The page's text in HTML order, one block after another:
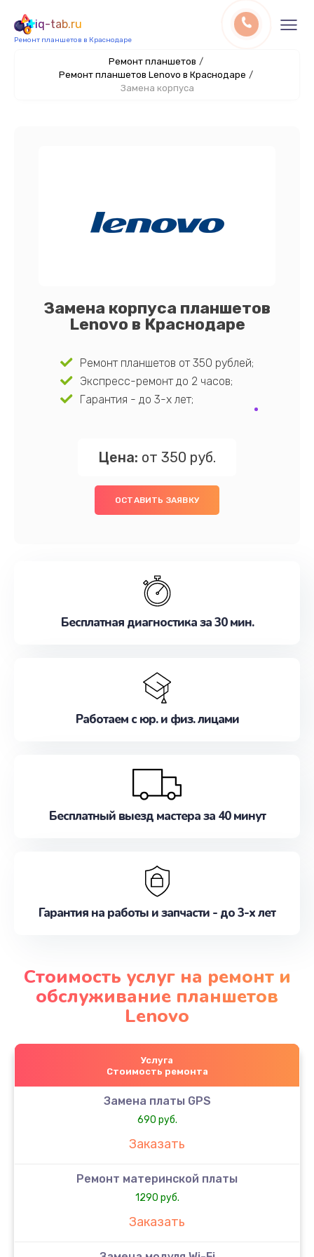
iq-tab.ru
Ремонт планшетов в Краснодаре
Ремонт планшетов /
Ремонт планшетов Lenovo в Краснодаре /
Замена корпуса
Замена корпуса планшетов
Lenovo в Краснодаре
Ремонт планшетов от 350 рублей;
Экспресс-ремонт до 2 часов;
Гарантия - до 3-х лет;
Цена: от 350 руб.
ОСТАВИТЬ ЗАЯВКУ
Бесплатная диагностика за 30 мин.
Работаем с юр. и физ. лицами
Бесплатный выезд мастера за 40 минут
Гарантия на работы и запчасти - до 3-х лет
Стоимость услуг на ремонт и
обслуживание планшетов
Lenovo
Услуга
Стоимость ремонта
Замена платы GPS
690 руб.
Заказать
Ремонт материнской платы
1290 руб.
Заказать